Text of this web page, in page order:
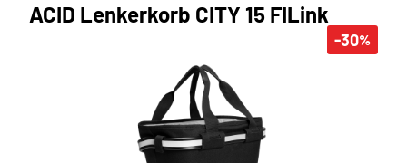
-30%
ACID Lenkerkorb CITY 15 FILink